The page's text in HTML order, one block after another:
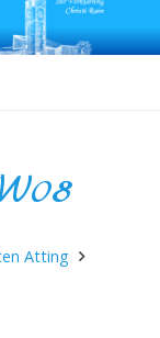
Atting